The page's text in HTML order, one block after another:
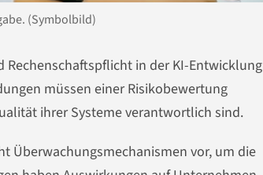
(Symbolbild)
Rechenschaftspflicht in der KI-Entwicklung
müssen einer Risikobewertung
ihrer Systeme verantwortlich sind.
Überwachungsmechanismen vor, um die